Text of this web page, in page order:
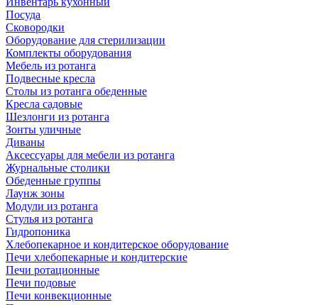
Посуда
Сковородки
Оборудование для стерилизации
Комплекты оборудования
Мебель из ротанга
Подвесные кресла
Столы из ротанга обеденные
Кресла садовые
Шезлонги из ротанга
Зонты уличные
Диваны
Аксессуары для мебели из ротанга
Журнальные столики
Обеденные группы
Лаунж зоны
Модули из ротанга
Стулья из ротанга
Гидропоника
Хлебопекарное и кондитерское оборудование
Печи хлебопекарные и кондитерские
Печи ротационные
Печи подовые
Печи конвекционные